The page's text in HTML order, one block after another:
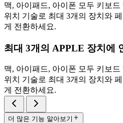
맥, 아이패드, 아이폰 모두 키보
위치 기술로 최대 3개의 장치와
게 전환하세요.
최대 3개의 APPLE 장치에
맥, 아이패드, 아이폰 모두 키보
위치 기술로 최대 3개의 장치와
게 전환하세요.
더 많은 기능 알아보기